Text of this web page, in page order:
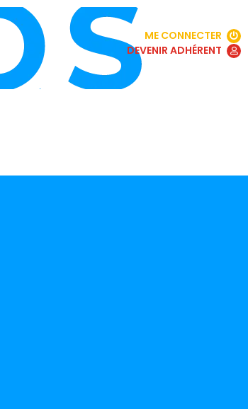
ME CONNECTER
DEVENIR ADHÉRENT